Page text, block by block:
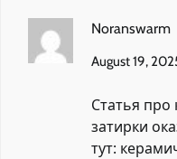
Noranswarm
August 19,
Статья про
затирки
тут: